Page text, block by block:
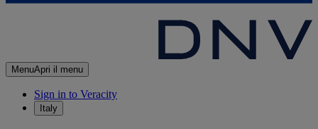
MenuApri il menu
Sign in to Veracity
Italy